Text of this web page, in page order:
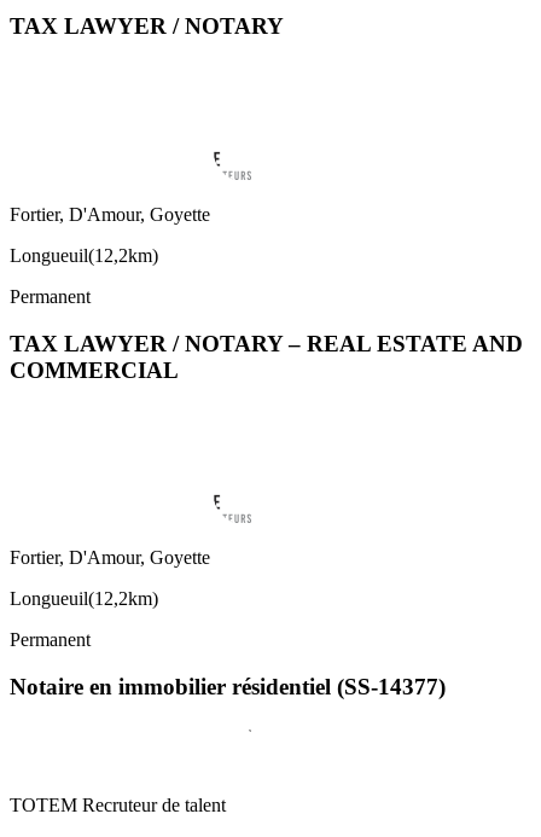
TAX LAWYER / NOTARY
Fortier, D'Amour, Goyette
Longueuil(12,2km)
Permanent
TAX LAWYER / NOTARY – REAL ESTATE AND
COMMERCIAL
Fortier, D'Amour, Goyette
Longueuil(12,2km)
Permanent
Notaire en immobilier résidentiel (SS-14377)
TOTEM Recruteur de talent